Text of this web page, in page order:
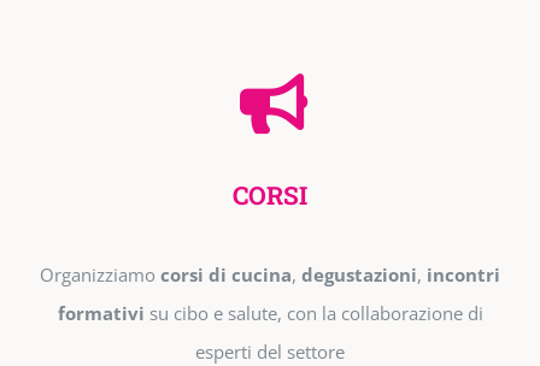
CORSI
Organizziamo corsi di cucina, degustazioni, incontri
formativi su cibo e salute, con la collaborazione di
esperti del settore